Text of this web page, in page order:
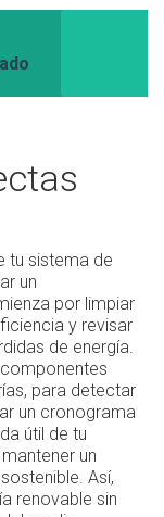
tu sistema de
un
por limpiar
y revisar
de energía.
para detectar
un cronograma
útil de tu
un
Así,
renovable sin